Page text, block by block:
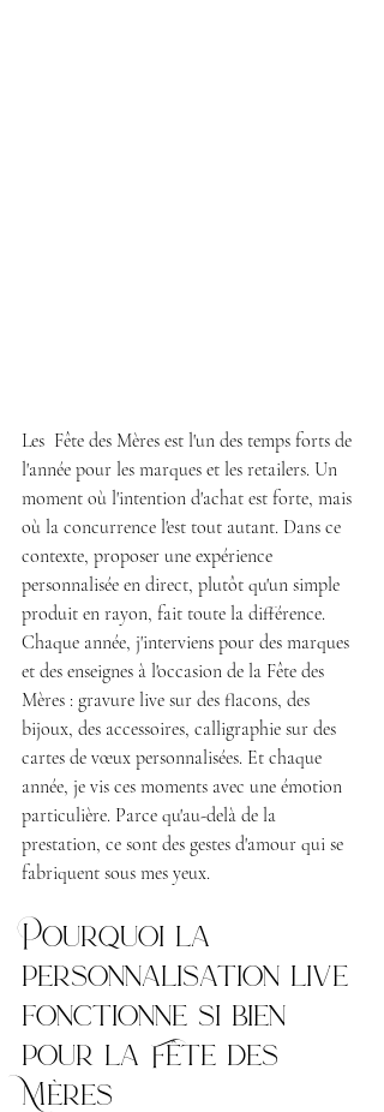
Les  Fête des Mères est l'un des temps forts de
l'année pour les marques et les retailers. Un
moment où l'intention d'achat est forte, mais
où la concurrence l'est tout autant. Dans ce
contexte, proposer une expérience
personnalisée en direct, plutôt qu'un simple
produit en rayon, fait toute la différence.
Chaque année, j'interviens pour des marques
et des enseignes à l'occasion de la Fête des
Mères : gravure live sur des flacons, des
bijoux, des accessoires, calligraphie sur des
cartes de vœux personnalisées. Et chaque
année, je vis ces moments avec une émotion
particulière. Parce qu'au-delà de la
prestation, ce sont des gestes d'amour qui se
fabriquent sous mes yeux.
Pourquoi la
personnalisation live
fonctionne si bien
pour la Fête des
Mères